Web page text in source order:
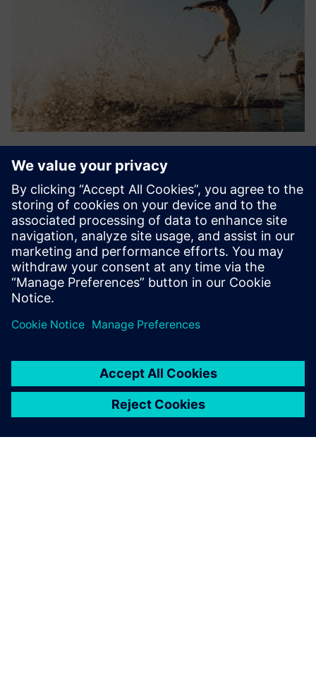
Integracija neutralna za dobavljača, upravljanje podacima i
vizualizaciju koje podržavaju datoteke, podaci vremenskih
serija, jednostavni instrumenti, relacijski podaci,
metapodaci i kemijske strukture. Podržava FAIR podatke i
usk...
Saznajte više